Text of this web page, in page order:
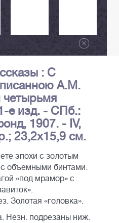
: С
А.М.
четырьмя
е изд. - СПб.:
1907. - IV,
23,2х15,9 см.
эпохи с золотым
объемными бинтами.
«под мрамор» с
Золотая «головка».
Незн. подрезаны ниж.